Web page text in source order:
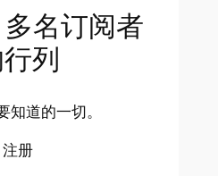
名订阅者
列
知道的一切。
注册